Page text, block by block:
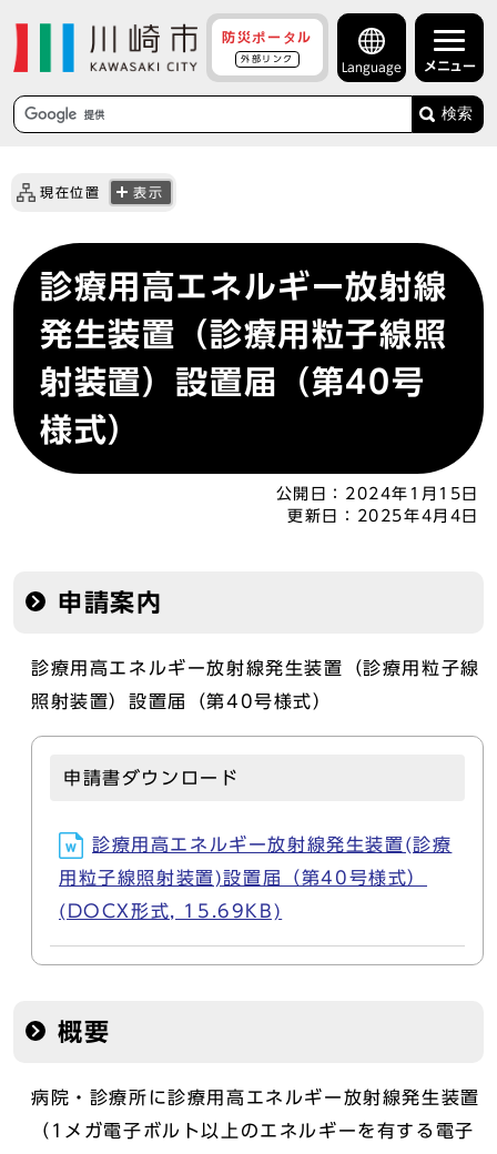
防災ポータル
外部リンク
Language メニュー
検索
現在位置 表示
診療用高エネルギー放射線
発生装置（診療用粒子線照
射装置）設置届（第40号
様式）
公開日： 2024年1月15日
更新日：
2025年4月4日
申請案内
診療用高エネルギー放射線発生装置（診療用粒子線
照射装置）設置届（第40号様式）
申請書ダウンロード
診療用高エネルギー放射線発生装置(診療
用粒子線照射装置)設置届（第40号様式）
(DOCX形式, 15.69KB)
概要
病院・診療所に診療用高エネルギー放射線発生装置
（1メガ電子ボルト以上のエネルギーを有する電子